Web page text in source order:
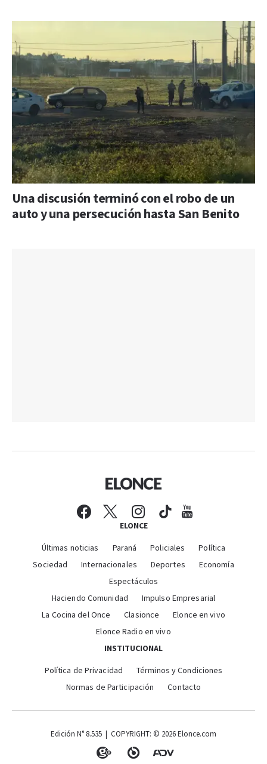
Una discusión terminó con el robo de un
auto y una persecución hasta San Benito
ELONCE
Últimas noticias Paraná Policiales
Política
Sociedad
Internacionales Deportes
Economía
Espectáculos
Haciendo Comunidad
Impulso Empresarial
La Cocina del Once
Clasionce
Elonce en vivo
Elonce Radio en vivo
INSTITUCIONAL
Política de Privacidad
Términos y Condiciones
Normas de Participación
Contacto
Edición N° 8.535 | COPYRIGHT: © 2026 Elonce.com